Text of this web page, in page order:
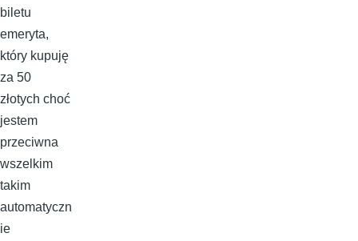
biletu
emeryta,
który kupuję
za 50
złotych choć
jestem
przeciwna
wszelkim
takim
automatyczn
ie